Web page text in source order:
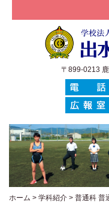
〒899-0213
ホーム > 学科紹介 > 普通科 普